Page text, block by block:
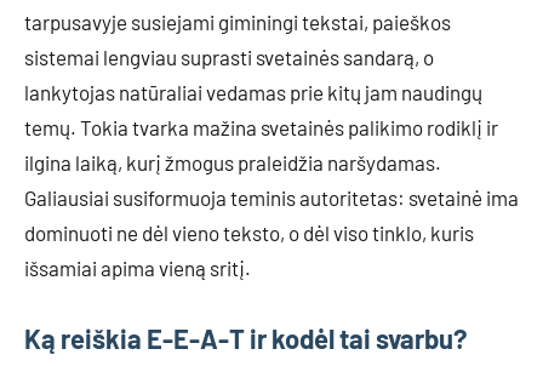
tarpusavyje susiejami giminingi tekstai, paieškos
sistemai lengviau suprasti svetainės sandarą, o
lankytojas natūraliai vedamas prie kitų jam naudingų
temų. Tokia tvarka mažina svetainės palikimo rodiklį ir
ilgina laiką, kurį žmogus praleidžia naršydamas.
Galiausiai susiformuoja teminis autoritetas: svetainė ima
dominuoti ne dėl vieno teksto, o dėl viso tinklo, kuris
išsamiai apima vieną sritį.
Ką reiškia E-E-A-T ir kodėl tai svarbu?